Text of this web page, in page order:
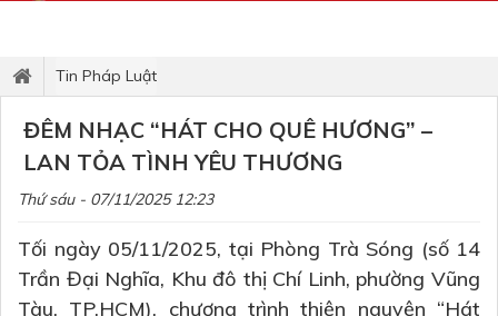
Tin Pháp Luật
ĐÊM NHẠC “HÁT CHO QUÊ HƯƠNG” –
LAN TỎA TÌNH YÊU THƯƠNG
Thứ sáu - 07/11/2025 12:23
Tối ngày 05/11/2025, tại Phòng Trà Sóng (số 14
Trần Đại Nghĩa, Khu đô thị Chí Linh, phường Vũng
Tàu, TP.HCM), chương trình thiện nguyện “Hát